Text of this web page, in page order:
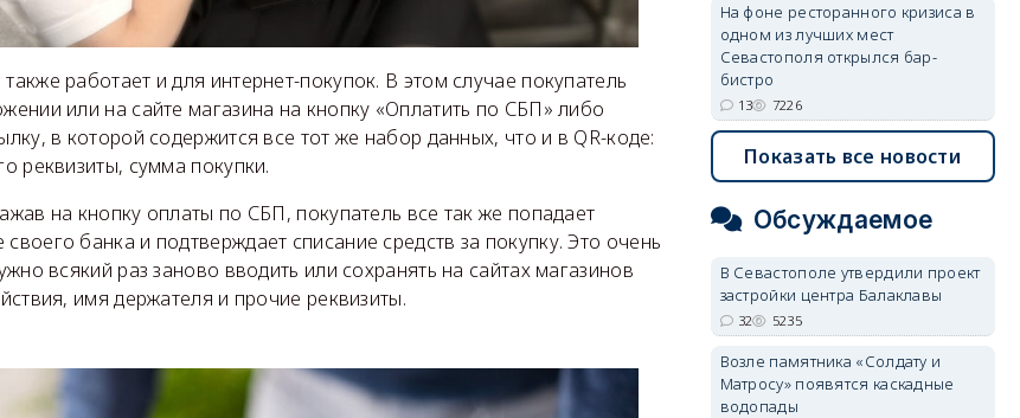
работает и для интернет-покупок. В этом случае покупатель
или на сайте магазина на кнопку «Оплатить по СБП» либо
в которой содержится все тот же набор данных, что и в QR-коде:
реквизиты, сумма покупки.
на кнопку оплаты по СБП, покупатель все так же попадает
банка и подтверждает списание средств за покупку. Это очень
всякий раз заново вводить или сохранять на сайтах магазинов
имя держателя и прочие реквизиты.
На фоне ресторанного кризиса в
одном из лучших мест
Севастополя открылся бар-
бистро
13 7226
Показать все новости
Обсуждаемое
В Севастополе утвердили проект
застройки центра Балаклавы
32 5235
Возле памятника «Солдату и
Матросу» появятся каскадные
водопады